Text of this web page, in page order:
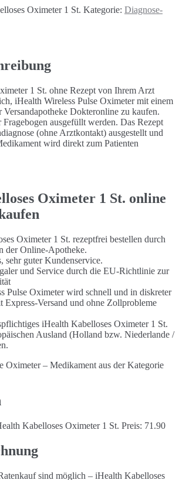
Oximeter 1 St. Kategorie: Diagnose-
1 St. ohne Rezept von Ihrem Arzt
iHealth Wireless Pulse Oximeter mit einem
Versandapotheke Dokteronline zu kaufen.
ausgefüllt werden. Das Rezept
(ohne Arztkontakt) ausgestellt und
wird direkt zum Patienten
Oximeter 1 St. online
Oximeter 1 St. rezeptfrei bestellen durch
der Online-Apotheke.
sehr guter Kundenservice.
und Service durch die EU-Richtlinie zur
Pulse Oximeter wird schnell und in diskreter
Express-Versand und ohne Zollprobleme
iHealth Kabelloses Oximeter 1 St.
Ausland (Holland bzw. Niederlande /
Oximeter – Medikament aus der Kategorie
Kabelloses Oximeter 1 St. Preis: 71.90
sind möglich – iHealth Kabelloses